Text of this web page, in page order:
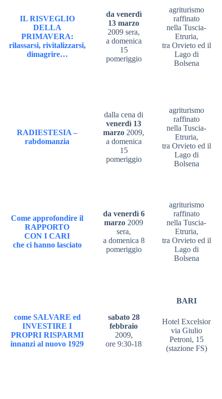
IL RISVEGLIO
DELLA
PRIMAVERA:
rilassarsi, rivitalizzarsi,
dimagrire…
da venerdì
13 marzo
2009 sera,
a domenica
15
pomeriggio
agriturismo
raffinato
nella Tuscia-
Etruria,
tra Orvieto ed il
Lago di
Bolsena
RADIESTESIA –
rabdomanzia
dalla cena di
venerdì 13
marzo 2009,
a domenica
15
pomeriggio
agriturismo
raffinato
nella Tuscia-
Etruria,
tra Orvieto ed il
Lago di
Bolsena
Come approfondire il
RAPPORTO
CON I CARI
che ci hanno lasciato
da venerdì 6
marzo 2009
sera,
a domenica 8
pomeriggio
agriturismo
raffinato
nella Tuscia-
Etruria,
tra Orvieto ed il
Lago di
Bolsena
come SALVARE ed
INVESTIRE I
PROPRI RISPARMI
innanzi al nuovo 1929
sabato 28
febbraio
2009,
ore 9:30-18
BARI
Hotel Excelsior
via Giulio
Petroni, 15
(stazione FS)